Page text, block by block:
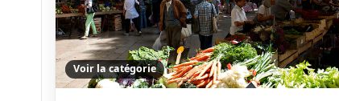
Voir la catégorie